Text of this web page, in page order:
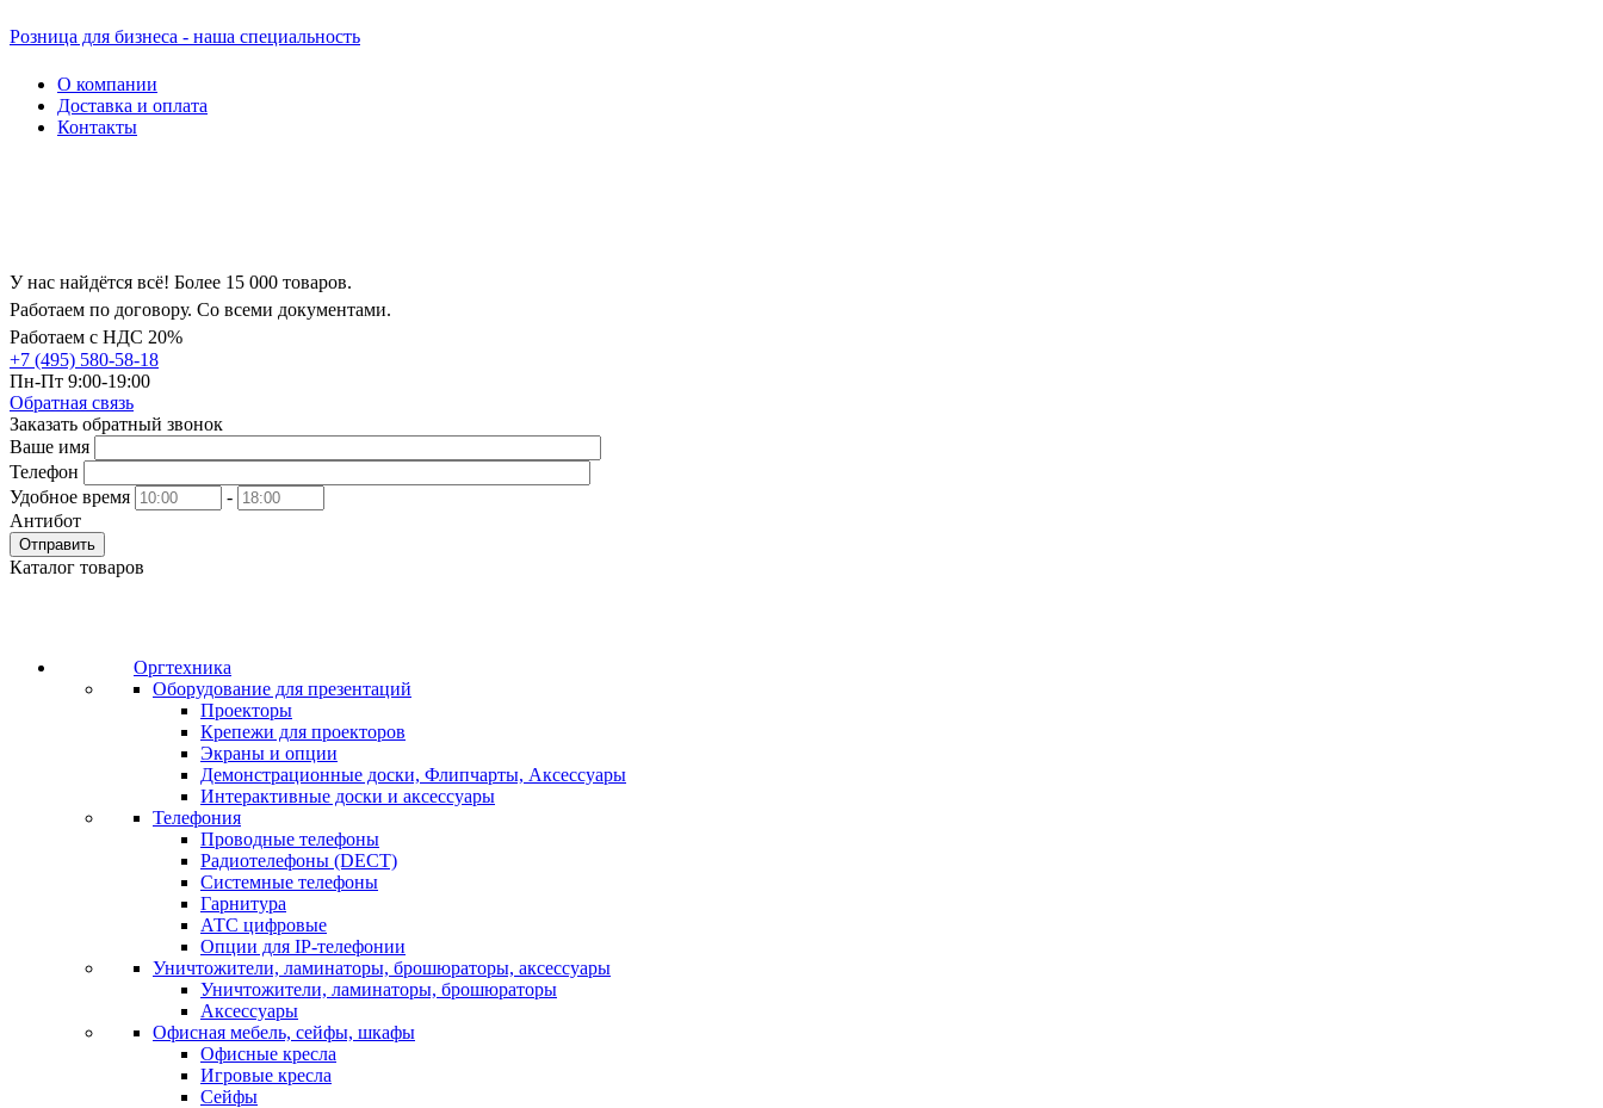
Розница для бизнеса - наша специальность
О компании
Доставка и оплата
Контакты
У нас найдётся всё! Более 15 000 товаров.
Работаем по договору. Со всеми документами.
Работаем с НДС 20%
+7 (495) 580-58-18
Пн-Пт 9:00-19:00
Обратная связь
Заказать обратный звонок
Ваше имя
Телефон
Удобное время
-
Антибот
Отправить
Каталог товаров
Оргтехника
Оборудование для презентаций
Проекторы
Крепежи для проекторов
Экраны и опции
Демонстрационные доски, Флипчарты, Аксессуары
Интерактивные доски и аксессуары
Телефония
Проводные телефоны
Радиотелефоны (DECT)
Системные телефоны
Гарнитура
АТС цифровые
Опции для IP-телефонии
Уничтожители, ламинаторы, брошюраторы, аксессуары
Уничтожители, ламинаторы, брошюраторы
Аксессуары
Офисная мебель, сейфы, шкафы
Офисные кресла
Игровые кресла
Сейфы